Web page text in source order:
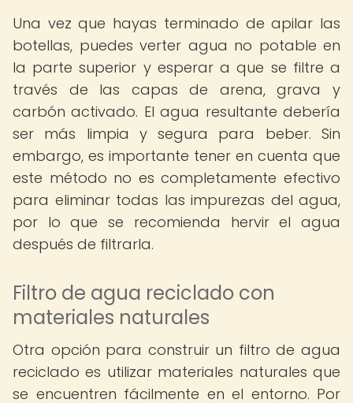
Una vez que hayas terminado de apilar las
botellas, puedes verter agua no potable en
la parte superior y esperar a que se filtre a
través de las capas de arena, grava y
carbón activado. El agua resultante debería
ser más limpia y segura para beber. Sin
embargo, es importante tener en cuenta que
este método no es completamente efectivo
para eliminar todas las impurezas del agua,
por lo que se recomienda hervir el agua
después de filtrarla.
Filtro de agua reciclado con
materiales naturales
Otra opción para construir un filtro de agua
reciclado es utilizar materiales naturales que
se encuentren fácilmente en el entorno. Por